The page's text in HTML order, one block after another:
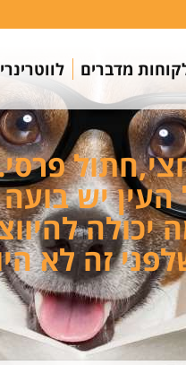
מדברים
העין יש
יכולה
זה לא